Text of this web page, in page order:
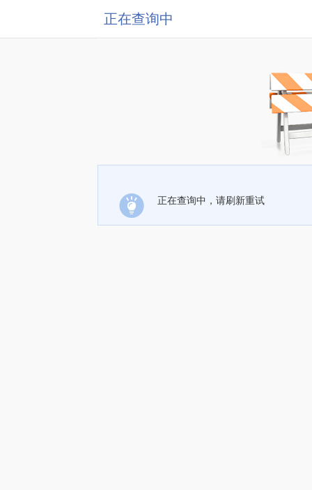
正在查询中
正在查询中，请刷新重试